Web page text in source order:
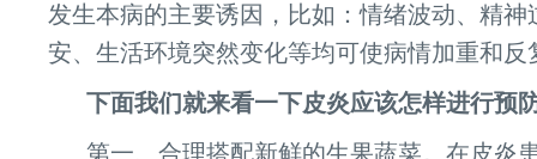
发生本病的主要诱因，比如：情绪波动、精神
安、生活环境突然变化等均可使病情加重和反
下面我们就来看一下皮炎应该怎样进行预
第一、合理搭配新鲜的生果蔬菜。在皮炎